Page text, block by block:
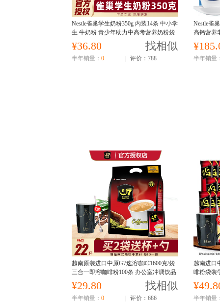
Nestle雀巢学生奶粉350g 内装14条 中小学
生 牛奶粉 青少年助力中高考营养奶粉袋
装 调制乳粉
¥36.80 找相似
半年销量： 0 评价：788
Nestle雀
高钙营养
母老人牛
半年销量
越南原装进口中原G7速溶咖啡1600克/袋
三合一即溶咖啡粉100条 办公室冲调饮品
学生熬夜袋装
¥29.80 找相似
半年销量： 0 评价：686
越南进口
啡粉袋装
半年销量